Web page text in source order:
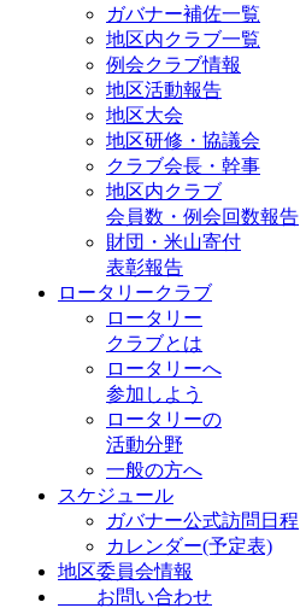
ガバナー補佐一覧
地区内クラブ一覧
例会クラブ情報
地区活動報告
地区大会
地区研修・協議会
クラブ会長・幹事
地区内クラブ
会員数・例会回数報告
財団・米山寄付
表彰報告
ロータリークラブ
ロータリー
クラブとは
ロータリーへ
参加しよう
ロータリーの
活動分野
一般の方へ
スケジュール
ガバナー公式訪問日程
カレンダー(予定表)
地区委員会情報
お問い合わせ